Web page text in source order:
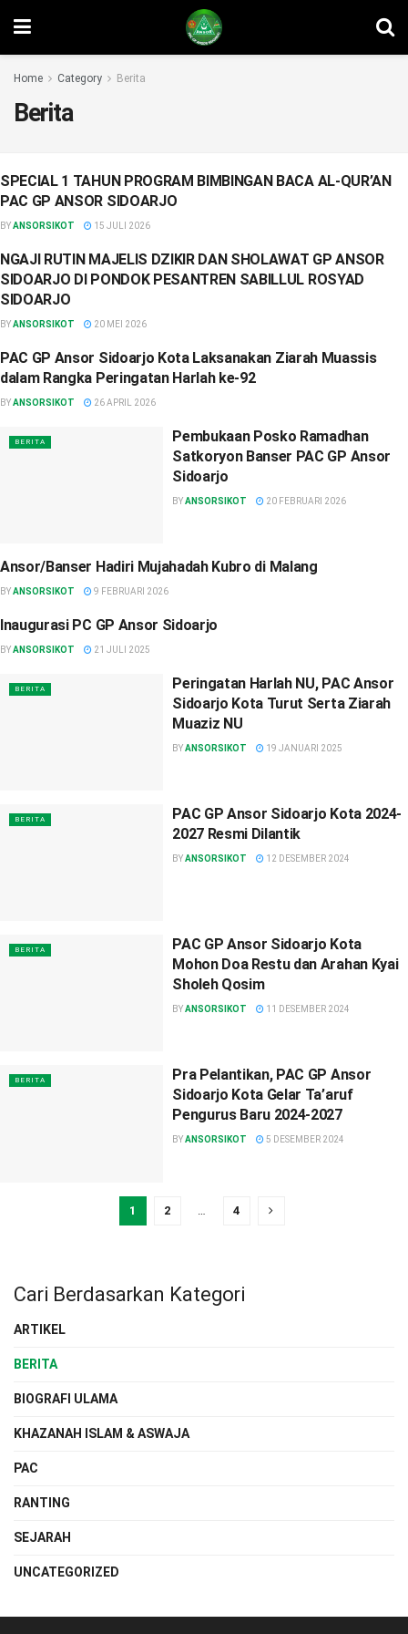
Home Category Berita
Berita
BERITA
SPECIAL 1 TAHUN PROGRAM BIMBINGAN BACA AL-QUR’AN
PAC GP ANSOR SIDOARJO
BYANSORSIKOT 15 JULI 2026
BERITA
NGAJI RUTIN MAJELIS DZIKIR DAN SHOLAWAT GP ANSOR
SIDOARJO DI PONDOK PESANTREN SABILLUL ROSYAD
SIDOARJO
BYANSORSIKOT 20 MEI 2026
BERITA
PAC GP Ansor Sidoarjo Kota Laksanakan Ziarah Muassis
dalam Rangka Peringatan Harlah ke-92
BYANSORSIKOT 26 APRIL 2026
BERITA
Pembukaan Posko Ramadhan
Satkoryon Banser PAC GP Ansor
Sidoarjo
BYANSORSIKOT 20 FEBRUARI 2026
BERITA
Ansor/Banser Hadiri Mujahadah Kubro di Malang
BYANSORSIKOT 9 FEBRUARI 2026
BERITA
Inaugurasi PC GP Ansor Sidoarjo
BYANSORSIKOT 21 JULI 2025
BERITA
Peringatan Harlah NU, PAC Ansor
Sidoarjo Kota Turut Serta Ziarah
Muaziz NU
BYANSORSIKOT 19 JANUARI 2025
BERITA
PAC GP Ansor Sidoarjo Kota 2024-
2027 Resmi Dilantik
BYANSORSIKOT 12 DESEMBER 2024
BERITA
PAC GP Ansor Sidoarjo Kota
Mohon Doa Restu dan Arahan Kyai
Sholeh Qosim
BYANSORSIKOT 11 DESEMBER 2024
BERITA
Pra Pelantikan, PAC GP Ansor
Sidoarjo Kota Gelar Ta’aruf
Pengurus Baru 2024-2027
BYANSORSIKOT 5 DESEMBER 2024
1 2 4
Cari Berdasarkan Kategori
ARTIKEL
BERITA
BIOGRAFI ULAMA
KHAZANAH ISLAM & ASWAJA
PAC
RANTING
SEJARAH
UNCATEGORIZED